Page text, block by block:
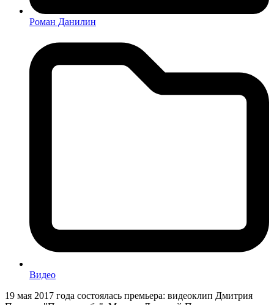
Роман Данилин
Видео
19 мая 2017 года состоялась премьера: видеоклип Дмитрия